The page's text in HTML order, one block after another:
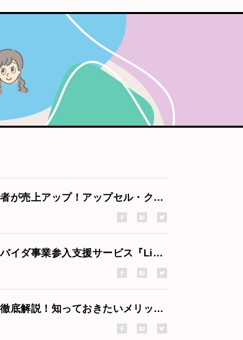
インターネットサービス事業者が売上アップ！アップセル・クロスセルって何？
スピーディアが提供するプロバイダ事業参入支援サービス『Link speedia』を紹介
光コラボレーションモデルを徹底解説！知っておきたいメリット・デメリット